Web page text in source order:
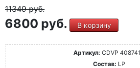
11349руб.
6800 руб. В корзину
Артикул: CDVP
Состав: LP